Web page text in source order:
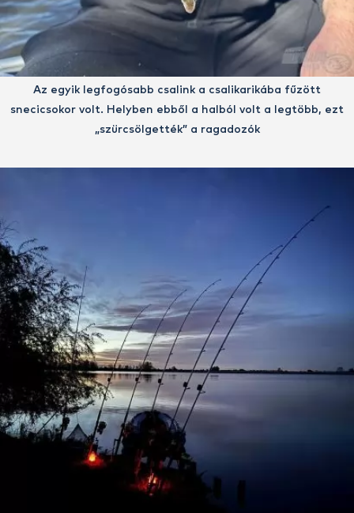
Az egyik legfogósabb csalink a csalikarikába fűzött
snecicsokor volt. Helyben ebből a halból volt a legtöbb, ezt
„szürcsölgették” a ragadozók